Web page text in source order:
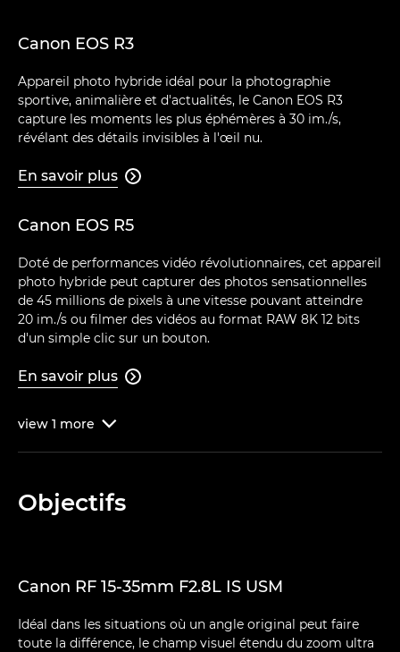
Canon EOS R3
Appareil photo hybride idéal pour la photographie
sportive, animalière et d'actualités, le Canon EOS R3
capture les moments les plus éphémères à 30 im./s,
révélant des détails invisibles à l'œil nu.
En savoir plus 
Canon EOS R5
Doté de performances vidéo révolutionnaires, cet appareil
photo hybride peut capturer des photos sensationnelles
de 45 millions de pixels à une vitesse pouvant atteindre
20 im./s ou filmer des vidéos au format RAW 8K 12 bits
d'un simple clic sur un bouton.
En savoir plus 
view 1 more 
Objectifs
Canon RF 15-35mm F2.8L IS USM
Idéal dans les situations où un angle original peut faire
toute la différence, le champ visuel étendu du zoom ultra